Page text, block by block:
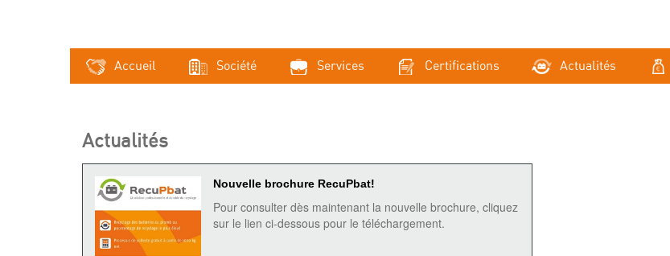
Accueil Société Services Certifications Actualités
Actualités
Nouvelle brochure RecuPbat!
Pour consulter dès maintenant la nouvelle brochure, cliquez
sur le lien ci-dessous pour le téléchargement.